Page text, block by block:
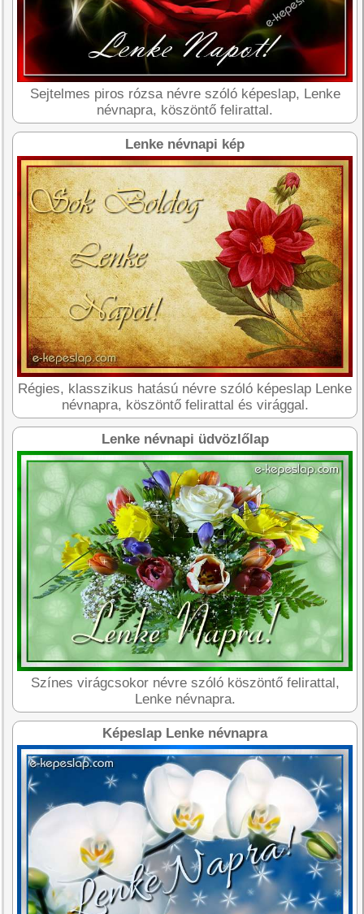
Sejtelmes piros rózsa névre szóló képeslap, Lenke
névnapra, köszöntő felirattal.
Lenke névnapi kép
Régies, klasszikus hatású névre szóló képeslap Lenke
névnapra, köszöntő felirattal és virággal.
Lenke névnapi üdvözlőlap
Színes virágcsokor névre szóló köszöntő felirattal,
Lenke névnapra.
Képeslap Lenke névnapra